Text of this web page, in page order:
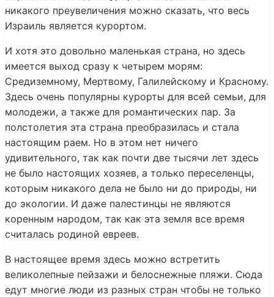
никакого преувеличения можно сказать, что весь
Израиль является курортом.
И хотя это довольно маленькая страна, но здесь
имеется выход сразу к четырем морям:
Средиземному, Мертвому, Галилейскому и Красному.
Здесь очень популярны курорты для всей семьи, для
молодежи, а также для романтических пар. За
полстолетия эта страна преобразилась и стала
настоящим раем. Но в этом нет ничего
удивительного, так как почти две тысячи лет здесь
не было настоящих хозяев, а только переселенцы,
которым никакого дела не было ни до природы, ни
до экологии. И даже палестинцы не являются
коренным народом, так как эта земля все время
считалась родиной евреев.
В настоящее время здесь можно встретить
великолепные пейзажи и белоснежные пляжи. Сюда
едут многие люди из разных стран чтобы не только